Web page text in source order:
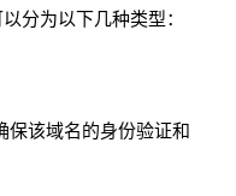
分为以下几种类型：
保该域名的身份验证和